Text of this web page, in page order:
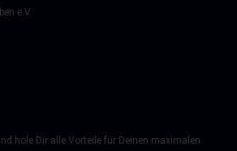
e.V.
hole Dir alle Vorteile für Deinen maximalen